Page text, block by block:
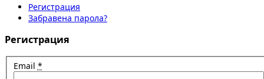
Регистрация
Забравена парола?
Регистрация
Email *